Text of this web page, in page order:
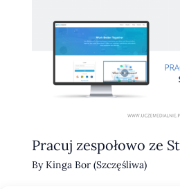
Pracuj zespołowo ze
ByKinga Bor (Szczęśliwa)